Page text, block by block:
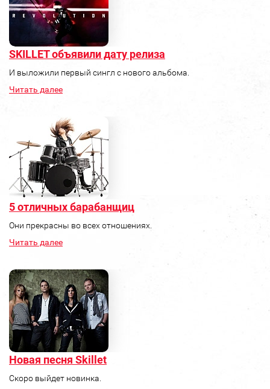
SKILLET объявили дату релиза
И выложили первый сингл с нового альбома.
Читать далее
5 отличных барабанщиц
Они прекрасны во всех отношениях.
Читать далее
Новая песня Skillet
Скоро выйдет новинка.